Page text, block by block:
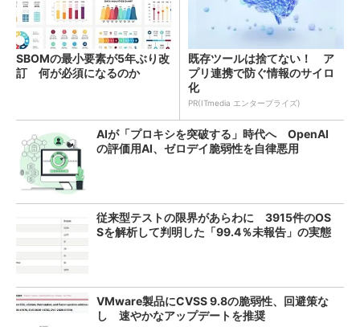
SBOMの最小要素が5年ぶり改
訂 何が必須になるのか
既存ツールは捨てない！ ア
プリ連携で防ぐ情報のサイロ
化
PR(ITmedia エンタープライズ)
AIが「プロキシを突破する」時代へ OpenAI
の評価用AI、ゼロデイ脆弱性を自律悪用
従来型テストの限界があらわに 3915件のOS
Sを解析して判明した「99.4％未報告」の実態
VMware製品にCVSS 9.8の脆弱性、回避策な
し 速やかなアップデートを推奨